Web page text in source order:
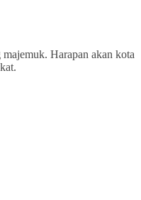
Harapan akan kota